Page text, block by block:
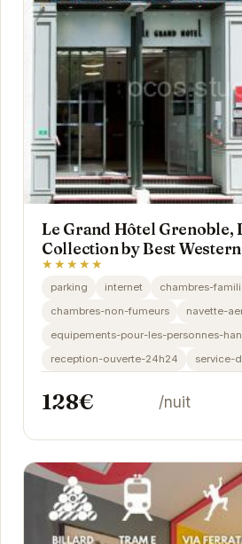
Le Grand Hôtel Grenoble,
Collection by Best Western
★★★★★
parking internet
chambres-
chambres-non-fumeurs
navette-
equipements-pour-les-personnes-
reception-ouverte-24h24
service-
128€ /nuit